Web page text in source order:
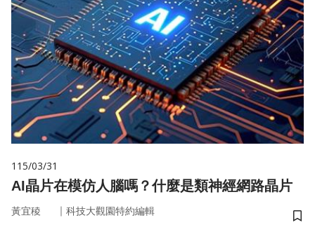
115/03/31
AI晶片在模仿人腦嗎？什麼是類神經網路晶片
黃宜稜 ｜ 科技大觀園特約編輯
儲